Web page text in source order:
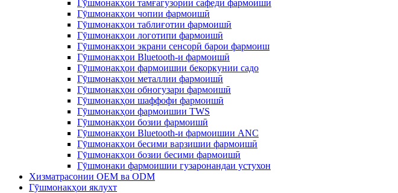
Гӯшмонакҳои тамғагузории сафеди фармоишӣ
Гӯшмонакҳои чопии фармоишӣ
Гӯшмонакҳои таблиғотии фармоишӣ
Гӯшмонакҳои логотипи фармоишӣ
Гӯшмонакҳои экрани сенсорӣ барои фармоиш
Гӯшмонакҳои Bluetooth-и фармоишӣ
Гӯшмонакҳои фармоишии бекоркунии садо
Гӯшмонакҳои металлии фармоишӣ
Гӯшмонакҳои обногузари фармоишӣ
Гӯшмонакҳои шаффофи фармоишӣ
Гӯшмонакҳои фармоишии TWS
Гӯшмонакҳои бозии фармоишӣ
Гӯшмонакҳои Bluetooth-и фармоишии ANC
Гӯшмонакҳои бесими варзишии фармоишӣ
Гӯшмонакҳои бозии бесими фармоишӣ
Гӯшмонаки фармоишии гузаронандаи устухон
Хизматрасонии OEM ва ODM
Гӯшмонакҳои яклухт